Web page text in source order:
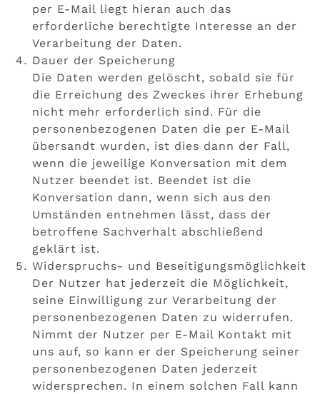
per E-Mail liegt hieran auch das
erforderliche berechtigte Interesse an der
Verarbeitung der Daten.
Dauer der Speicherung
Die Daten werden gelöscht, sobald sie für
die Erreichung des Zweckes ihrer Erhebung
nicht mehr erforderlich sind. Für die
personenbezogenen Daten die per E-Mail
übersandt wurden, ist dies dann der Fall,
wenn die jeweilige Konversation mit dem
Nutzer beendet ist. Beendet ist die
Konversation dann, wenn sich aus den
Umständen entnehmen lässt, dass der
betroffene Sachverhalt abschließend
geklärt ist.
Widerspruchs- und Beseitigungsmöglichkeit
Der Nutzer hat jederzeit die Möglichkeit,
seine Einwilligung zur Verarbeitung der
personenbezogenen Daten zu widerrufen.
Nimmt der Nutzer per E-Mail Kontakt mit
uns auf, so kann er der Speicherung seiner
personenbezogenen Daten jederzeit
widersprechen. In einem solchen Fall kann